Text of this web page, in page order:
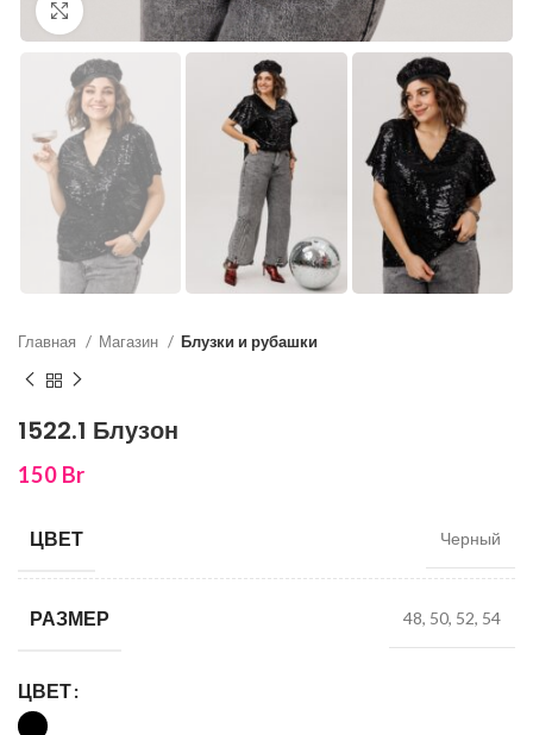
Нажмите, чтобы увеличить изображение
Главная Магазин Блузки и рубашки
1522.1 Блузон
150 Br
ЦВЕТ Черный
РАЗМЕР 48, 50, 52, 54
ЦВЕТ